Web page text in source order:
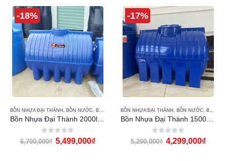
-18%
BỒN NHỰA ĐẠI THÀNH , BỒN NƯỚC, BỒN NƯỚC ĐẠI THÀNH
Bồn Nhựa Đại Thành 2000l ngang THM
0out of 5
6,700,000₫ 5,499,000₫
-17%
BỒN NHỰA ĐẠI THÀNH , BỒN NƯỚC, BỒN NƯỚC ĐẠI THÀNH
Bồn Nhựa Đại Thành 1500L ngang THM
0out of 5
5,200,000₫ 4,299,000₫